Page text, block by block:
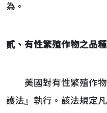
為。
貳、有性繁殖作物之品
美國對有性繁殖作物
護法』執行。該法規定